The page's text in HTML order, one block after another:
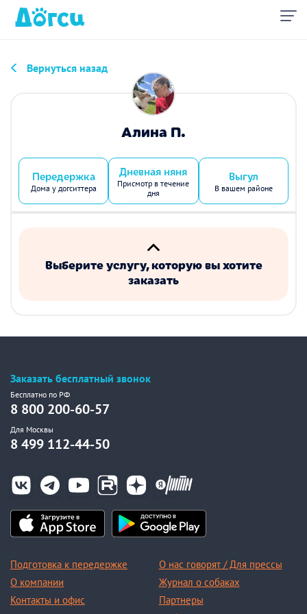
Вернуться назад
Алина П.
Передержка
Дома у догситтера
Дневная няня
Присмотр в течение
дня
Выгул
В вашем районе
Выберите услугу, которую вы хотите
заказать
Заказать бесплатный звонок
Бесплатно по РФ
8 800 200-60-57
Для Москвы
8 499 112-44-50
Подготовка к передержке
О компании
Контакты и офис
О нас говорят / Для прессы
Журнал о собаках
Партнеры